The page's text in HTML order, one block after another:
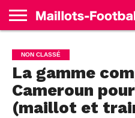
ALLEMAGNE
ANGLETERRE
ESPAGNE
FRANCE
ITALIE
SÉLECTIONS
MARQUES
NON CLASSÉ
La gamme
Cameroun
(maillot et